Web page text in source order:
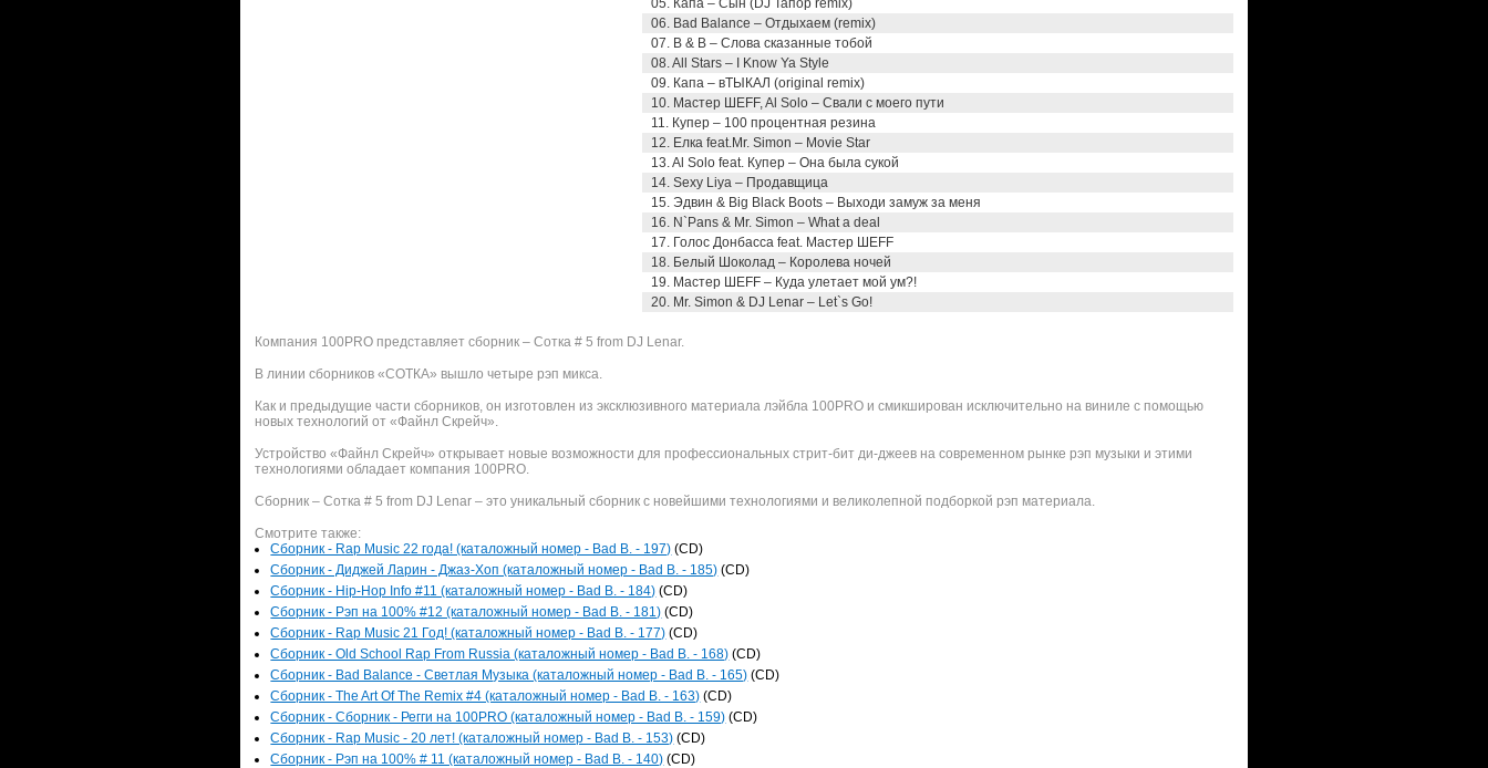
05. Капа – Сын (DJ Тапор remix)
06. Bad Balance – Отдыхаем (remix)
07. B & B – Слова сказанные тобой
08. All Stars – I Know Ya Style
09. Капа – вТЫКАЛ (original remix)
10. Мастер ШЕFF, Al Solo – Свали с моего пути
11. Купер – 100 процентная резина
12. Елка feat.Mr. Simon – Movie Star
13. Al Solo feat. Купер – Она была сукой
14. Sexy Liya – Продавщица
15. Эдвин & Big Black Boots – Выходи замуж за меня
16. N`Pans & Mr. Simon – What a deal
17. Голос Донбасса feat. Мастер ШЕFF
18. Белый Шоколад – Королева ночей
19. Мастер ШЕFF – Куда улетает мой ум?!
20. Mr. Simon & DJ Lenar – Let`s Go!
Компания 100PRO представляет сборник – Сотка # 5 from DJ Lenar.
В линии сборников «СОТКА» вышло четыре рэп микса.
Как и предыдущие части сборников, он изготовлен из эксклюзивного материала лэйбла 100PRO и смикширован исключительно на виниле с помощью
новых технологий от «Файнл Скрейч».
Устройство «Файнл Скрейч» открывает новые возможности для профессиональных стрит-бит ди-джеев на современном рынке рэп музыки и этими
технологиями обладает компания 100PRO.
Сборник – Сотка # 5 from DJ Lenar – это уникальный сборник с новейшими технологиями и великолепной подборкой рэп материала.
Смотрите также:
Сборник - Rap Music 22 года! (каталожный номер - Bad B. - 197) (CD)
Сборник - Диджей Ларин - Джаз-Хоп (каталожный номер - Bad B. - 185) (CD)
Сборник - Hip-Hop Info #11 (каталожный номер - Bad B. - 184) (CD)
Сборник - Рэп на 100% #12 (каталожный номер - Bad B. - 181) (CD)
Сборник - Rap Music 21 Год! (каталожный номер - Bad B. - 177) (CD)
Сборник - Old School Rap From Russia (каталожный номер - Bad B. - 168) (CD)
Сборник - Bad Balance - Светлая Музыка (каталожный номер - Bad B. - 165) (CD)
Сборник - The Art Of The Remix #4 (каталожный номер - Bad B. - 163) (CD)
Сборник - Сборник - Регги на 100PRO (каталожный номер - Bad B. - 159) (CD)
Сборник - Rap Music - 20 лет! (каталожный номер - Bad B. - 153) (CD)
Сборник - Рэп на 100% # 11 (каталожный номер - Bad B. - 140) (CD)